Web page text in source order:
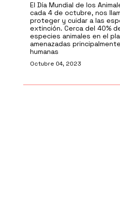
El Día Mundial de los
cada 4 de octubre, nos
proteger y cuidar a las
extinción. Cerca del 40%
especies animales en el
amenazadas
humanas
Octubre 04, 2023